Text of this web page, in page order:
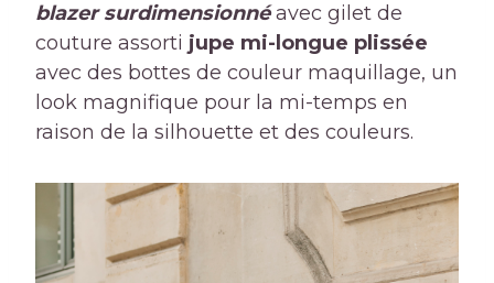
blazer surdimensionnéavec gilet de
couture assorti jupe mi-longue plissée
avec des bottes de couleur maquillage, un
look magnifique pour la mi-temps en
raison de la silhouette et des couleurs.